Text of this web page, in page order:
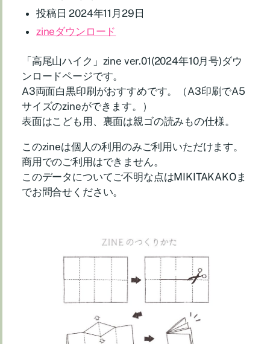
投稿日 2024年11月29日
zineダウンロード
「高尾山ハイク」zine ver.01(2024年10月号)ダウ
ンロードページです。
A3両面白黒印刷がおすすめです。（A3印刷でA5
サイズのzineができます。）
表面はこども用、裏面は親ゴの読みもの仕様。
このzineは個人の利用のみご利用いただけます。
商用でのご利用はできません。
このデータについてご不明な点はMIKITAKAKOま
でお問合せください。